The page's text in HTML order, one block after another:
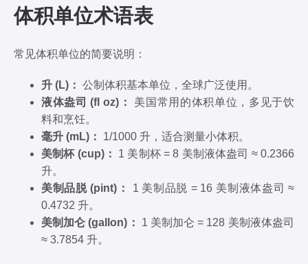
体积单位术语表
常见体积单位的简要说明：
升 (L)： 公制体积基本单位，全球广泛使用。
液体盎司 (fl oz)：
美国常用的体积单位，多见于饮
料和烹饪。
毫升 (mL)：
1/1000 升，适合测量小体积。
美制杯 (cup)：
1 美制杯 = 8 美制液体盎司 ≈ 0.2366
升。
美制品脱 (pint)：
1 美制品脱 = 16 美制液体盎司 ≈
0.4732 升。
美制加仑 (gallon)：
1 美制加仑 = 128 美制液体盎司
≈ 3.7854 升。